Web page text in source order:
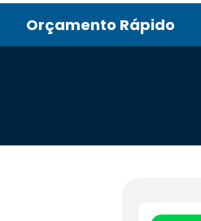
Orçamento Rápido